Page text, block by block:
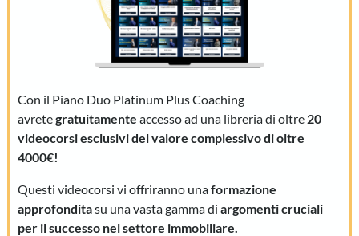
Con il Piano Duo Platinum Plus Coaching
avretegratuitamente accesso ad una libreria di oltre 20
videocorsi esclusivi del valore complessivo di oltre
4000€!
Questi videocorsi vi offriranno unaformazione
approfonditasu una vasta gamma di argomenti cruciali
per il successo nel settore immobiliare.